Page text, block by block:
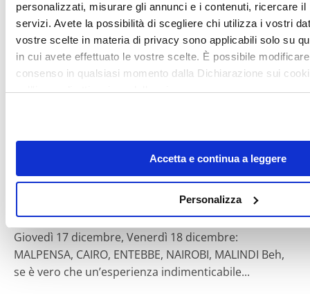
personalizzati, misurare gli annunci e i contenuti, ricercare il
servizi. Avete la possibilità di scegliere chi utilizza i vostri
vostre scelte in materia di privacy sono applicabili solo su
in cui avete effettuato le vostre scelte. È possibile
consenso in qualsiasi momento dalla Dichiarazione sui
sull'icona di attivazione della privacy.
raccogliere informazioni sulla tua posizione
un'approssimazione di qualche metro,
Identificare il tuo dispositivo, scansionandolo
preferenze nellasezione dettagli. Puoi modificare o ritirare
qualsiasi momento dalla Dichiarazione sui cookie.
Utilizziamo i cookie per personalizzare contenuti ed
Accetta e continua a leggere
Personalizza
dal nostro rientro allucinante...
Diari di viaggio
Lucacrem
In Kenya tra mare e safari
Giovedì 17 dicembre, Venerdì 18 dicembre:
MALPENSA, CAIRO, ENTEBBE, NAIROBI, MALINDI Beh,
se è vero che un’esperienza indimenticabile...